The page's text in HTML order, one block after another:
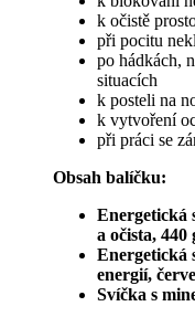
k očistě
při pocitu
po hádkách,
situacích
k posteli na
k vytvoření
při práci se
Obsah balíčku:
Energetická
a očista, 440
Energetická
energií,
Svíčka s